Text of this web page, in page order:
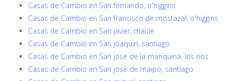
Casas de Cambio en San fernando, o'higgins
Casas de Cambio en San francisco de mostazal, o'higgins
Casas de Cambio en San javier, maule
Casas de Cambio en San joaquín, santiago
Casas de Cambio en San josé de la mariquina, los ríos
Casas de Cambio en San josé de maipo, santiago